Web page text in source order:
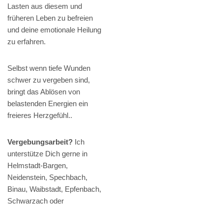
Lasten aus diesem und
früheren Leben zu befreien
und deine emotionale Heilung
zu erfahren.
Selbst wenn tiefe Wunden
schwer zu vergeben sind,
bringt das Ablösen von
belastenden Energien ein
freieres Herzgefühl..
Vergebungsarbeit? Ich
unterstütze Dich gerne in
Helmstadt-Bargen,
Neidenstein, Spechbach,
Binau, Waibstadt, Epfenbach,
Schwarzach oder